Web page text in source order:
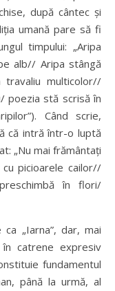
după cântec și
umană pare să fi
timpului: „Aripa
alb// Aripa stângă
multicolor//
poezia stă scrisă în
Când scrie,
că intră într-o luptă
„Nu mai frământați
picioarele cailor//
în flori/
„Iarna”, dar, mai
în catrene expresiv
fundamentul
până la urmă, al